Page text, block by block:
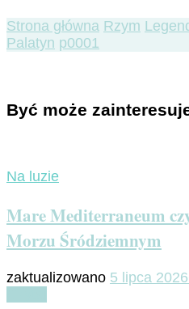
Strona główna Rzym
Palatyn p0001
Być może
Na luzie
Mare Mediterraneum
Morzu Śródziemnym
zaktualizowano 5 lipca 2026